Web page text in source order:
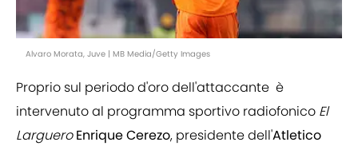
Alvaro Morata, Juve | MB Media/Getty Images
Proprio sul periodo d'oro dell'attaccante è
intervenuto al programma sportivo radiofonico El
LargueroEnrique Cerezo, presidente dell'Atletico